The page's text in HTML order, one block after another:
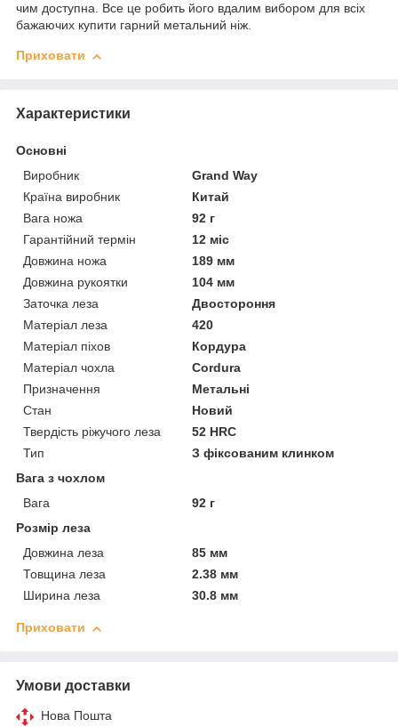
чим доступна. Все це робить його вдалим вибором для всіх
бажаючих купити гарний метальний ніж.
Приховати
Характеристики
Основні
Виробник
Grand Way
Країна виробник
Китай
Вага ножа
92 г
Гарантійний термін
12 міс
Довжина ножа
189 мм
Довжина рукоятки
104 мм
Заточка леза
Двостороння
Матеріал леза
420
Матеріал піхов
Кордура
Матеріал чохла
Cordura
Призначення
Метальні
Стан
Новий
Твердість ріжучого леза
52 HRC
Тип
З фіксованим клинком
Вага з чохлом
Вага
92 г
Розмір леза
Довжина леза
85 мм
Товщина леза
2.38 мм
Ширина леза
30.8 мм
Приховати
Умови доставки
Нова Пошта